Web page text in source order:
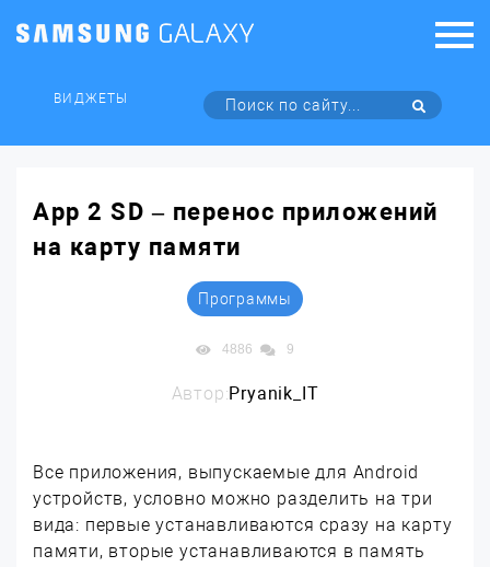
ВИДЖЕТЫ
App 2 SD – перенос приложений
на карту памяти
Программы
4886 9
Автор:Pryanik_IT
Все приложения, выпускаемые для Android
устройств, условно можно разделить на три
вида: первые устанавливаются сразу на карту
памяти, вторые устанавливаются в память